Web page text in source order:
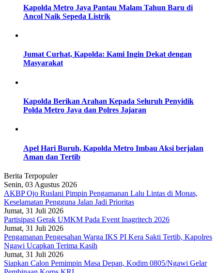
Kapolda Metro Jaya Pantau Malam Tahun Baru di
Ancol Naik Sepeda Listrik
Jumat Curhat, Kapolda: Kami Ingin Dekat dengan
Masyarakat
Kapolda Berikan Arahan Kepada Seluruh Penyidik
Polda Metro Jaya dan Polres Jajaran
Apel Hari Buruh, Kapolda Metro Imbau Aksi berjalan
Aman dan Tertib
Berita Terpopuler
Senin, 03 Agustus 2026
AKBP Ojo Ruslani Pimpin Pengamanan Lalu Lintas di Monas,
Keselamatan Pengguna Jalan Jadi Prioritas
Jumat, 31 Juli 2026
Partisipasi Gerak UMKM Pada Event Inagritech 2026
Jumat, 31 Juli 2026
Pengamanan Pengesahan Warga IKS PI Kera Sakti Tertib, Kapolres
Ngawi Ucapkan Terima Kasih
Jumat, 31 Juli 2026
Siapkan Calon Pemimpin Masa Depan, Kodim 0805/Ngawi Gelar